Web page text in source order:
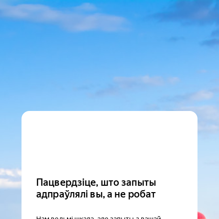
Пацвердзіце, што запыты
адпраўлялі вы, а не робат